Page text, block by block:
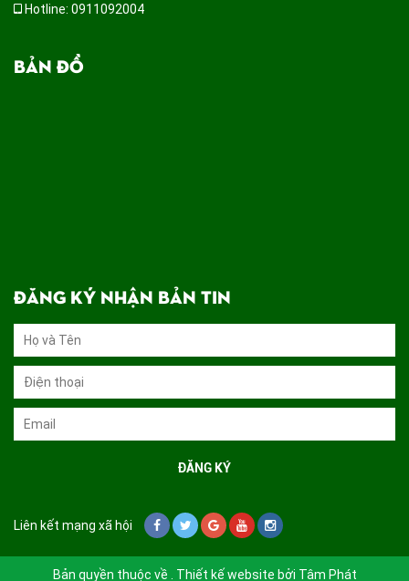
Hotline: 0911092004
BẢN ĐỒ
ĐĂNG KÝ NHẬN BẢN TIN
Liên kết mạng xã hội
Bản quyền thuộc về . Thiết kế website bởi Tâm Phát